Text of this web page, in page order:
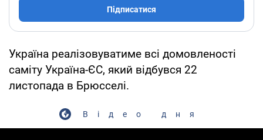
Підписатися
Україна реалізовуватиме всі домовленості
саміту Україна-ЄС, який відбувся 22
листопада в Брюсселі.
Відео дня